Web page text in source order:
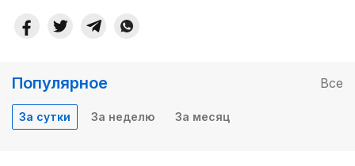
Популярное Все
За сутки За неделю За месяц